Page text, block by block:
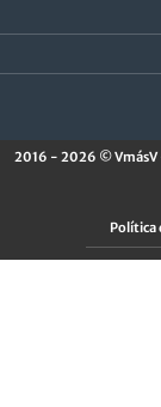
2016 - 2026 © VmásV
Política